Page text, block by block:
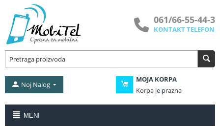
061/66-55-44-3
KONTAKT TELEFON
MOJA KORPA
Korpa je prazna
Noj Nalog
MENI